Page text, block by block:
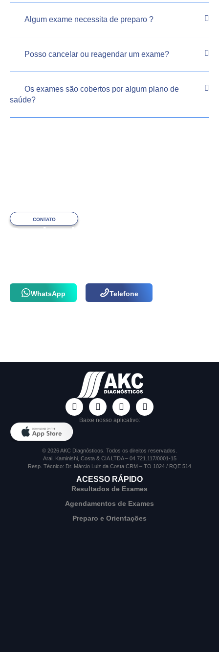
Algum exame necessita de preparo ?
Posso cancelar ou reagendar um exame?
Os exames são cobertos por algum plano de
saúde?
CONTATO
Precisa de ajuda
WhatsApp Telefone
Baixe nosso aplicativo:
© 2026 AKC Diagnósticos. Todos os direitos reservados.
Arai, Kaminishi, Costa & CIA LTDA – 04.721.117/0001-15
Resp. Técnico: Dr. Márcio Luiz da Costa CRM – TO 1024 / RQE 514
ACESSO RÁPIDO
Resultados de Exames
Agendamentos de Exames
Preparo e Orientações